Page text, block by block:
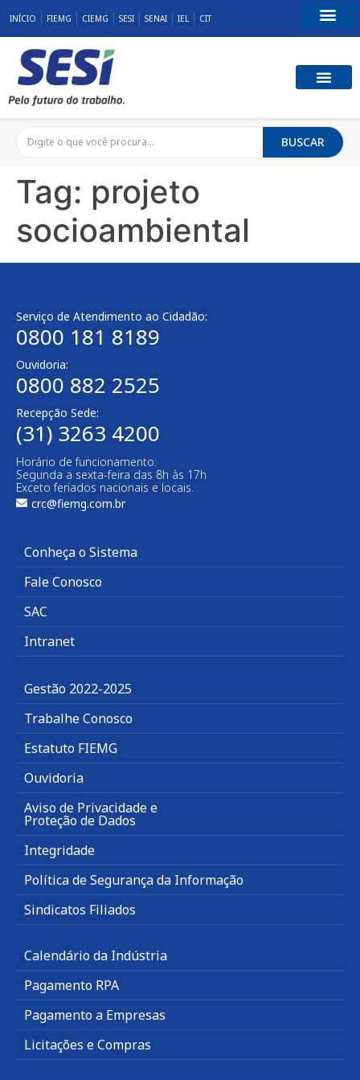
INÍCIO FIEMG CIEMG SESI SENAI IEL CIT
BUSCAR
Tag: projeto
socioambiental
Serviço de Atendimento ao Cidadão:
0800 181 8189
Ouvidoria:
0800 882 2525
Recepção Sede:
(31) 3263 4200
Horário de funcionamento:
Segunda a sexta-feira das 8h às 17h
Exceto feriados nacionais e locais.
crc@fiemg.com.br
Conheça o Sistema
Fale Conosco
SAC
Intranet
Gestão 2022-2025
Trabalhe Conosco
Estatuto FIEMG
Ouvidoria
Aviso de Privacidade e
Proteção de Dados
Integridade
Política de Segurança da Informação
Sindicatos Filiados
Calendário da Indústria
Pagamento RPA
Pagamento a Empresas
Licitações e Compras